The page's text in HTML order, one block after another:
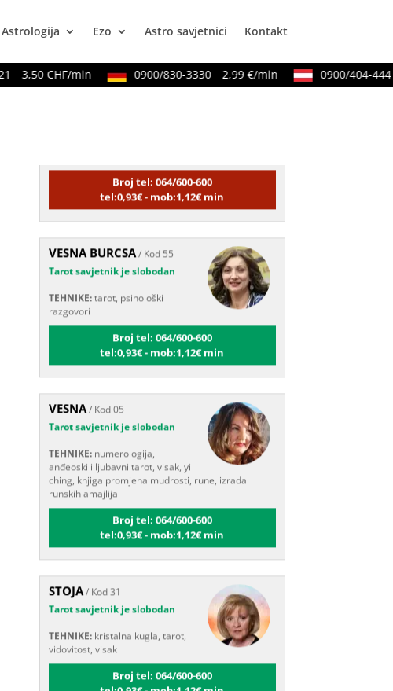
Astrologija Ezo Astro savjetnici Kontakt
3,50 CHF/min 0900/830-3330 2,99 €/min 0900/404-444
NIVES / Kod 20
tel:0,93€ - mob:1,12€ min
/ Kod 55
Tarot savjetnik je slobodan
TEHNIKE:tarot, psihološki
razgovori
tel:0,93€ - mob:1,12€ min
/ Kod 05
Tarot savjetnik je slobodan
TEHNIKE:numerologija,
anđeoski i ljubavni tarot, visak, yi
ching, knjiga promjena mudrosti, rune, izrada
runskih amajlija
Broj tel: 064/600-600
tel:0,93€ - mob:1,12€ min
/ Kod 31
Tarot savjetnik je slobodan
TEHNIKE:kristalna kugla, tarot,
vidovitost, visak
Broj tel: 064/600-600
tel:0,93€ - mob:1,12€ min